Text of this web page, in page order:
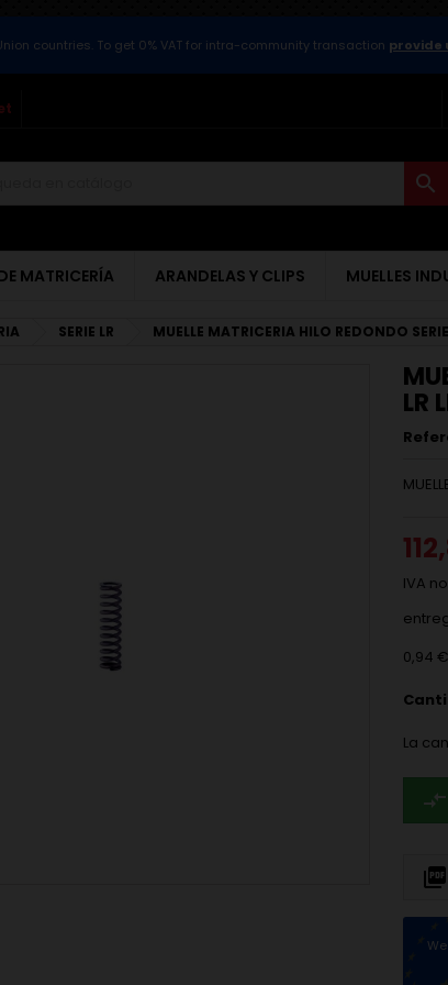
countries. To get 0% VAT for intra-community transaction provide

MATRICERÍA ARANDELAS Y CLIPS MUELLES
SERIE LR MUELLE MATRICERIA HILO REDONDO
LR
IVA
0,94 €
La
compare_arrows
